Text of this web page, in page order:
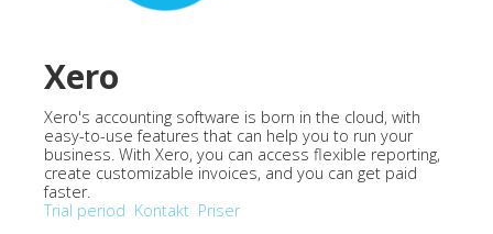
Xero
Xero's accounting software is born in the cloud, with
easy-to-use features that can help you to run your
business. With Xero, you can access flexible reporting,
create customizable invoices, and you can get paid
faster.
Trial period Kontakt Priser